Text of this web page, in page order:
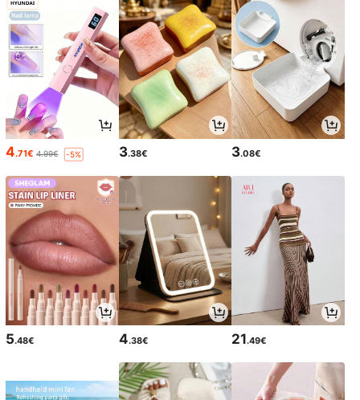
sdag, Vaderdag, Verjaardag, Etc. is,
het is een Praktische en Doordacht
e Keuze.
4.71€ 4.99€ -5% 3.38€ 3.08€
5.48€ 4.38€ 21.49€